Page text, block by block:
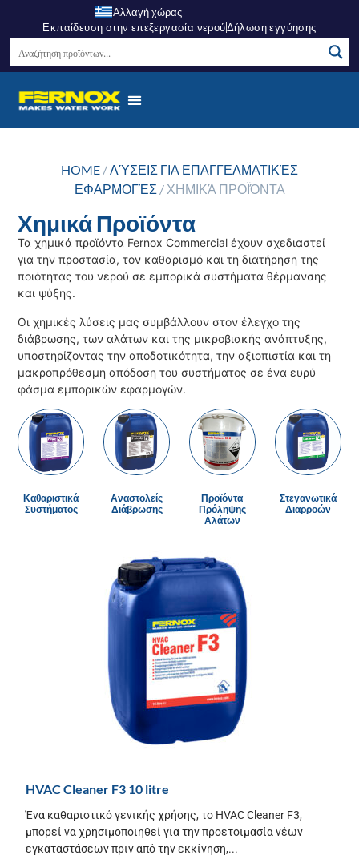
Αλλαγή χώρας
Εκπαίδευση στην επεξεργασία νερούΔήλωση εγγύησης
HOME /ΛΎΣΕΙΣ ΓΙΑ ΕΠΑΓΓΕΛΜΑΤΙΚΈΣ
ΕΦΑΡΜΟΓΈΣ / ΧΗΜΙΚΆ ΠΡΟΪΌΝΤΑ
Χημικά Προϊόντα
Τα χημικά προϊόντα Fernox Commercial έχουν σχεδιαστεί
για την προστασία, τον καθαρισμό και τη διατήρηση της
ποιότητας του νερού σε εμπορικά συστήματα θέρμανσης
και ψύξης.
Οι χημικές λύσεις μας συμβάλλουν στον έλεγχο της
διάβρωσης, των αλάτων και της μικροβιακής ανάπτυξης,
υποστηρίζοντας την αποδοτικότητα, την αξιοπιστία και τη
μακροπρόθεσμη απόδοση του συστήματος σε ένα ευρύ
φάσμα εμπορικών εφαρμογών.
Καθαριστικά
Συστήματος
Αναστολείς
Διάβρωσης
Προϊόντα
Πρόληψης
Αλάτων
Στεγανωτικά
Διαρροών
HVAC Cleaner F3 10 litre
Ένα καθαριστικό γενικής χρήσης, το HVAC Cleaner F3,
μπορεί να χρησιμοποιηθεί για την προετοιμασία νέων
εγκαταστάσεων πριν από την εκκίνηση,...